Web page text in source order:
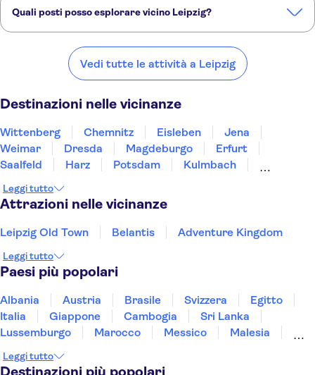
Leipzig Old Town Belantis Adventure Kingdom
Quali posti posso esplorare vicino Leipzig?
Chemnitz Eisleben Jena Weimar
Vedi tutte le attività a Leipzig
Destinazioni nelle vicinanze
Wittenberg Chemnitz Eisleben
Jena
Weimar
Dresda Magdeburgo
Erfurt
Saalfeld
Harz Potsdam
Kulmbach
Leggi tutto
Attrazioni nelle vicinanze
Leipzig Old Town Belantis Adventure Kingdom
Leggi tutto
Paesi più popolari
Albania Austria Brasile Svizzera
Egitto
Italia
Giappone Cambogia
Sri Lanka
Lussemburgo
Marocco Messico
Malesia
Tunisia
Turchia Vietnam
Leggi tutto